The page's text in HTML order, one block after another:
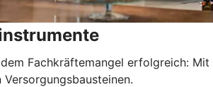
Fachkräftemangel erfolgreich: Mit